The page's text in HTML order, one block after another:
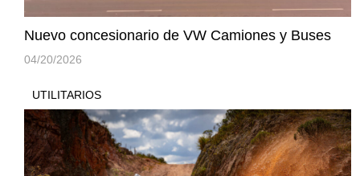
Nuevo concesionario de VW Camiones y Buses
04/20/2026
UTILITARIOS